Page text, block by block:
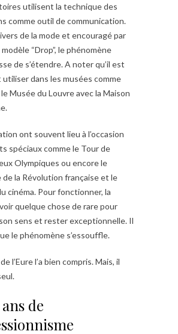
utilisent la technique des
comme outil de communication.
de la mode et encouragé par
“Drop”, le phénomène
de s’étendre. A noter qu’il est
dans les musées comme
Musée du Louvre avec la Maison
ont souvent lieu à l’occasion
spéciaux comme le Tour de
Olympiques ou encore le
la Révolution française et le
cinéma. Pour fonctionner, la
quelque chose de rare pour
sens et rester exceptionnelle. Il
le phénomène s’essouffle.
l’Eure l’a bien compris. Mais, il
ans de